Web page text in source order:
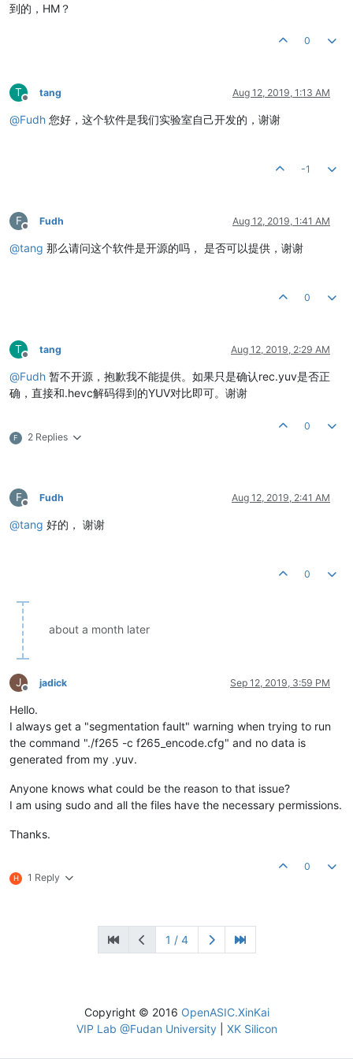
到的，HM？
0
T
Offline
tang Aug 12, 2019, 1:13 AM
@Fudh 您好，这个软件是我们实验室自己开发的，谢谢
-1
F
Offline
Fudh Aug 12, 2019, 1:41 AM
@tang 那么请问这个软件是开源的吗， 是否可以提供，谢谢
0
T
Offline
tang Aug 12, 2019, 2:29 AM
@Fudh 暂不开源，抱歉我不能提供。如果只是确认rec.yuv是否正
确，直接和.hevc解码得到的YUV对比即可。谢谢
F 2 Replies
0
F
Offline
Fudh Aug 12, 2019, 2:41 AM
@tang 好的， 谢谢
0
about a month later
J
Offline
jadick Sep 12, 2019, 3:59 PM
Hello.
I always get a "segmentation fault" warning when trying to run
the command "./f265 -c f265_encode.cfg" and no data is
generated from my .yuv.
Anyone knows what could be the reason to that issue?
I am using sudo and all the files have the necessary permissions.
Thanks.
H 1 Reply
0
1 / 4
Copyright © 2016 OpenASIC.XinKai
VIP Lab @Fudan University| XK Silicon